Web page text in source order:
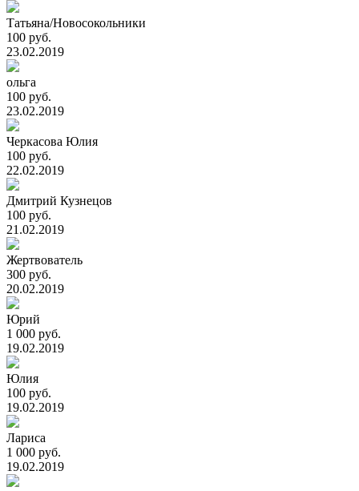
Татьяна/Новосокольники
100 руб.
23.02.2019
ольга
100 руб.
23.02.2019
Черкасова Юлия
100 руб.
22.02.2019
Дмитрий Кузнецов
100 руб.
21.02.2019
Жертвователь
300 руб.
20.02.2019
Юрий
1 000 руб.
19.02.2019
Юлия
100 руб.
19.02.2019
Лариса
1 000 руб.
19.02.2019